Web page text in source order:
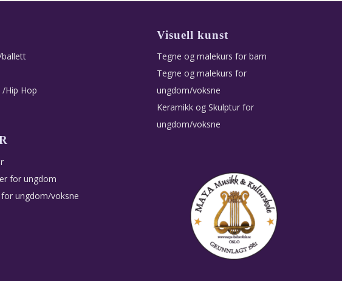
ballett
Hip Hop
for ungdom
ungdom/voksne
Visuell kunst
Tegne og malekurs for barn
Tegne og malekurs for
ungdom/voksne
Keramikk og Skulptur for
ungdom/voksne